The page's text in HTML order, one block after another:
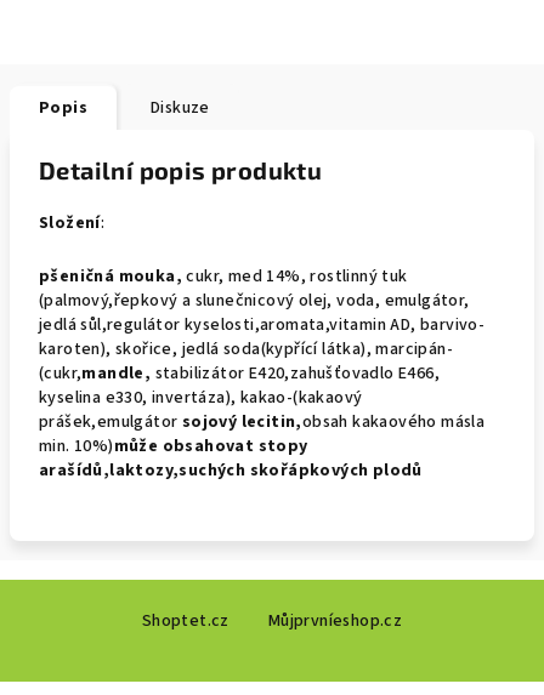
Popis Diskuze
Detailní popis produktu
Složení:
pšeničná mouka,cukr, med 14%, rostlinný tuk
(palmový,řepkový a slunečnicový olej, voda, emulgátor,
jedlá sůl,regulátor kyselosti,aromata,vitamin AD, barvivo-
karoten), skořice, jedlá soda(kypřící látka), marcipán-
(cukr,mandle, stabilizátor E420,zahušťovadlo E466,
kyselina e330, invertáza), kakao-(kakaový
prášek,emulgátor sojový lecitin,obsah kakaového másla
min. 10%)může obsahovat stopy
arašídů,laktozy,suchých skořápkových plodů
Shoptet.cz Můjprvníeshop.cz